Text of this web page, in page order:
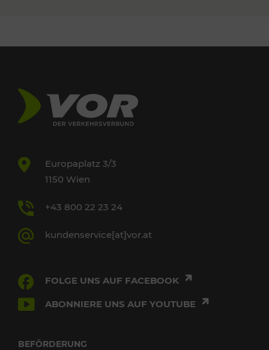
Europaplatz 3/3
1150 Wien
+43 800 22 23 24
kundenservice[at]vor.at
FOLGE UNS AUF FACEBOOK
ABONNIERE UNS AUF YOUTUBE
BEFÖRDERUNG